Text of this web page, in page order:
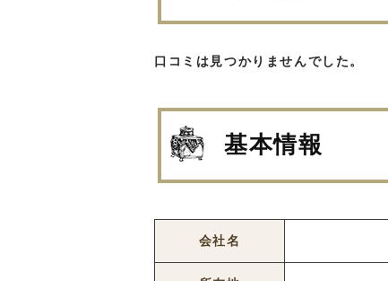
口コミは見つかりませんでした。
基本情報
会社名